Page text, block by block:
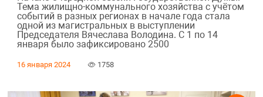
Тема жилищно-коммунального хозяйства с учётом
событий в разных регионах в начале года стала
одной из магистральных в выступлении
Председателя Вячеслава Володина. С 1 по 14
января было зафиксировано 2500
16 января 2024 1758